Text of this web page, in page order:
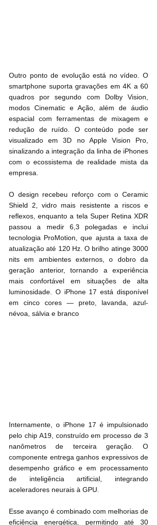
Outro ponto de evolução está no vídeo. O
smartphone suporta gravações em 4K a 60
quadros por segundo com Dolby Vision,
modos Cinematic e Ação, além de áudio
espacial com ferramentas de mixagem e
redução de ruído. O conteúdo pode ser
visualizado em 3D no Apple Vision Pro,
sinalizando a integração da linha de iPhones
com o ecossistema de realidade mista da
empresa.
O design recebeu reforço com o Ceramic
Shield 2, vidro mais resistente a riscos e
reflexos, enquanto a tela Super Retina XDR
passou a medir 6,3 polegadas e inclui
tecnologia ProMotion, que ajusta a taxa de
atualização até 120 Hz. O brilho atinge 3000
nits em ambientes externos, o dobro da
geração anterior, tornando a experiência
mais confortável em situações de alta
luminosidade. O iPhone 17 está disponível
em cinco cores — preto, lavanda, azul-
névoa, sálvia e branco
Internamente, o iPhone 17 é impulsionado
pelo chip A19, construído em processo de 3
nanômetros de terceira geração. O
componente entrega ganhos expressivos de
desempenho gráfico e em processamento
de inteligência artificial, integrando
aceleradores neurais à GPU.
Esse avanço é combinado com melhorias de
eficiência energética, permitindo até 30